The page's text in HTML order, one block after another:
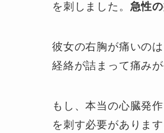
を刺しました。 急性
彼女の右胸が痛いの
経絡が詰まって痛み
もし、本当の心臓発
を刺す必要がありま